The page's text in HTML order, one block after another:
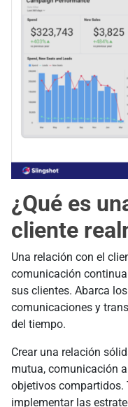
¿Qué es
cliente
Una relación con el
comunicación
sus clientes. Abarca
comunicaciones y
del tiempo.
Crear una relación
mutua, comunicación
objetivos compartidos.
implementar las